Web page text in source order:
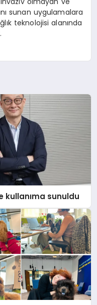
sunan uygulamalara
teknolojisi alanında
kullanıma sunuldu